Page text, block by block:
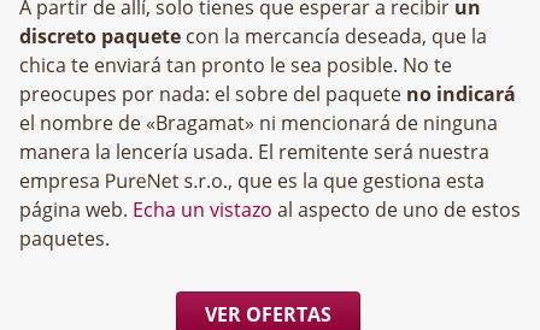
A partir de allí, solo tienes que esperar a recibir un
discreto paquete con la mercancía deseada, que la
chica te enviará tan pronto le sea posible. No te
preocupes por nada: el sobre del paquete no indicará
el nombre de «Bragamat» ni mencionará de ninguna
manera la lencería usada. El remitente será nuestra
empresa
, que es la que gestiona esta
página web. Echa un vistazo al aspecto de uno de estos
paquetes.
VER OFERTAS